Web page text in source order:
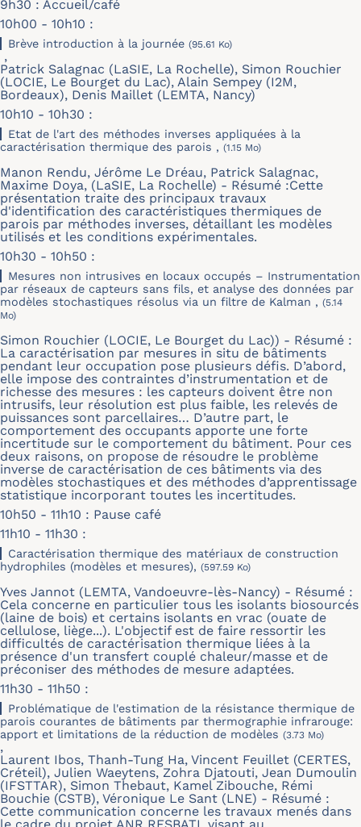
9h30 : Accueil/café
10h00 - 10h10 :
Brève introduction à la journée (95.61 Ko)
,
Patrick Salagnac (LaSIE, La Rochelle), Simon Rouchier
(LOCIE, Le Bourget du Lac), Alain Sempey (I2M,
Bordeaux), Denis Maillet (LEMTA, Nancy)
10h10 - 10h30 :
Etat de l'art des méthodes inverses appliquées à la
caractérisation thermique des parois , (1.15 Mo)
Manon Rendu, Jérôme Le Dréau, Patrick Salagnac,
Maxime Doya, (LaSIE, La Rochelle) - Résumé :Cette
présentation traite des principaux travaux
d'identification des caractéristiques thermiques de
parois par méthodes inverses, détaillant les modèles
utilisés et les conditions expérimentales.
10h30 - 10h50 :
Mesures non intrusives en locaux occupés – Instrumentation
par réseaux de capteurs sans fils, et analyse des données par
modèles stochastiques résolus via un filtre de Kalman , (5.14
Mo)
Simon Rouchier (LOCIE, Le Bourget du Lac)) - Résumé :
La caractérisation par mesures in situ de bâtiments
pendant leur occupation pose plusieurs défis. D’abord,
elle impose des contraintes d’instrumentation et de
richesse des mesures : les capteurs doivent être non
intrusifs, leur résolution est plus faible, les relevés de
puissances sont parcellaires… D’autre part, le
comportement des occupants apporte une forte
incertitude sur le comportement du bâtiment. Pour ces
deux raisons, on propose de résoudre le problème
inverse de caractérisation de ces bâtiments via des
modèles stochastiques et des méthodes d’apprentissage
statistique incorporant toutes les incertitudes.
10h50 - 11h10 : Pause café
11h10 - 11h30 :
Caractérisation thermique des matériaux de construction
hydrophiles (modèles et mesures), (597.59 Ko)
Yves Jannot (LEMTA, Vandoeuvre-lès-Nancy) - Résumé :
Cela concerne en particulier tous les isolants biosourcés
(laine de bois) et certains isolants en vrac (ouate de
cellulose, liège...). L'objectif est de faire ressortir les
difficultés de caractérisation thermique liées à la
présence d'un transfert couplé chaleur/masse et de
préconiser des méthodes de mesure adaptées.
11h30 - 11h50 :
Problématique de l'estimation de la résistance thermique de
parois courantes de bâtiments par thermographie infrarouge:
apport et limitations de la réduction de modèles (3.73 Mo)
,
Laurent Ibos, Thanh-Tung Ha, Vincent Feuillet (CERTES,
Créteil), Julien Waeytens, Zohra Djatouti, Jean Dumoulin
(IFSTTAR), Simon Thebaut, Kamel Zibouche, Rémi
Bouchie (CSTB), Véronique Le Sant (LNE) - Résumé :
Cette communication concerne les travaux menés dans